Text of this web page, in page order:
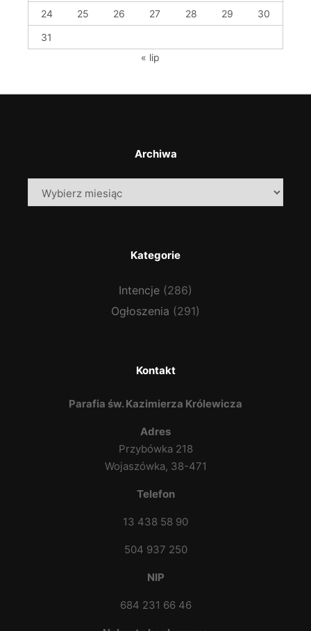
24
25 26 27 28 29
30
31
« lip
Archiwa
Archiwa
Kategorie
Intencje (286)
Ogłoszenia (291)
Kontakt
Parafia św. Kazimierza Królewicza
Adres
Przybówka 218
Wojaszówka, 38-471
Telefon
13 438 58 90
504 937 250
NIP
684 231 66 46